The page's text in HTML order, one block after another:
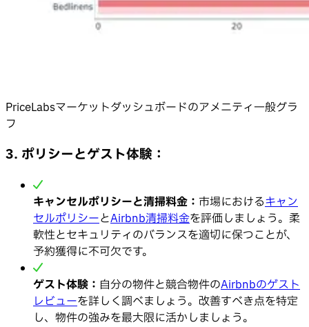
PriceLabsマーケットダッシュボードのアメニティ一般グラ
フ
3. ポリシーとゲスト体験：
キャンセルポリシーと清掃料金： 市場におけるキャン
セルポリシーとAirbnb清掃料金を評価しましょう。柔
軟性とセキュリティのバランスを適切に保つことが、
予約獲得に不可欠です。
ゲスト体験： 自分の物件と競合物件のAirbnbのゲスト
レビューを詳しく調べましょう。改善すべき点を特定
し、物件の強みを最大限に活かしましょう。